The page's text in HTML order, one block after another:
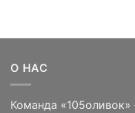
О НАС
Команда